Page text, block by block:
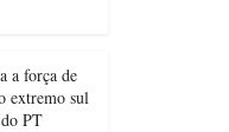
a força de
extremo sul
PT